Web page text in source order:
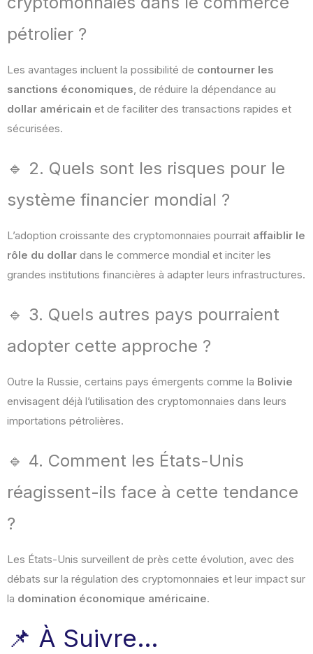
pétrolier ?
Les avantages incluent la possibilité de contourner les
sanctions économiques, de réduire la dépendance au
dollar américain et de faciliter des transactions rapides et
sécurisées.
🔹 2. Quels sont les risques pour le
système financier mondial ?
L’adoption croissante des cryptomonnaies pourrait affaiblir le
rôle du dollar dans le commerce mondial et inciter les
grandes institutions financières à adapter leurs infrastructures.
🔹 3. Quels autres pays pourraient
adopter cette approche ?
Outre la Russie, certains pays émergents comme la Bolivie
envisagent déjà l’utilisation des cryptomonnaies dans leurs
importations pétrolières.
🔹 4. Comment les États-Unis
réagissent-ils face à cette tendance
?
Les États-Unis surveillent de près cette évolution, avec des
débats sur la régulation des cryptomonnaies et leur impact sur
la domination économique américaine.
📌 À Suivre…